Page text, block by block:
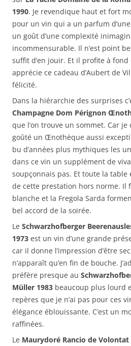
1990. Je revendique haut et fort
pour un vin qui a un parfum
un goût d’une complexité
incommensurable. Il n’est point
suffit d’en jouir. Et il profite à
apprécie ce cadeau d’Aubert de
félicité.
Dans la hiérarchie des surprises
Champagne Dom Pérignon
que l’on trouve un sommet. Car je
goûté un Œnothèque aussi
bu d’années plus mythiques les
dans ce vin un supplément de
soupçonnais pas. Et toute la
de cette prestation hors norme. Il
blanche et la Fregola Sarda
bel accord de la soirée.
Le Schwarzhofberger
1973 est un vin d’une grande
car il donne l’impression d’être
n’apparaît qu’en fin de bouche.
préfère presque au
Müller 1983 beaucoup plus lourd
repères que je n’ai pas pour ces
élégance éblouissante. C’est un
raffinées.
Le Maurydoré Rancio de Volontat